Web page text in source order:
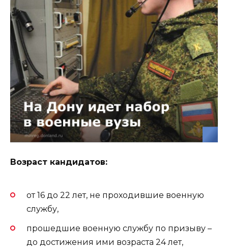
Возраст кандидатов:
от 16 до 22 лет, не проходившие военную
службу,
прошедшие военную службу по призыву –
до достижения ими возраста 24 лет,